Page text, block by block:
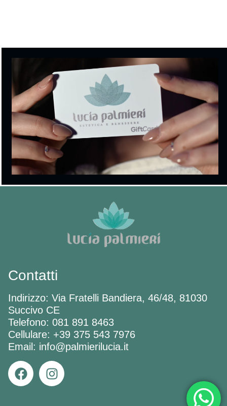
Contatti
Indirizzo: Via Fratelli Bandiera, 46/48, 81030
Succivo CE
Telefono: 081 891 8463
Cellulare: +39 375 543 7976
Email: info@palmierilucia.it